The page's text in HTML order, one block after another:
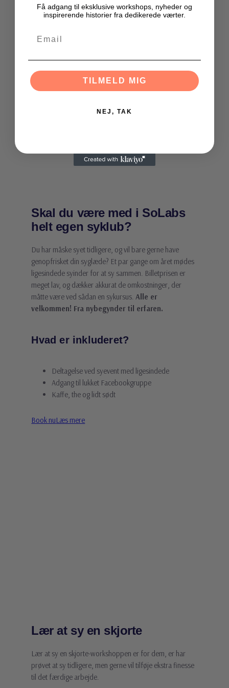
Book nu Læs mere
Skal du være med i SoLabs
helt egen syklub?
Du har måske syet tidligere, og vil bare gerne have
genopfrisket din syglæde? Et par gange om året mødes
ligesindede syinder for at sy sammen. Billetprisen er
meget lav, og dækker akkurat de omkostninger, der
måtte være ved sådan en sykursus.Alle er
velkommen! Fra nybegynder til erfaren.
Hvad er inkluderet?
Deltagelse ved syevent med ligesindede
Adgang til lukket Facebookgruppe
Kaffe, the og lidt sødt
Book nuLæs mere
Lær at sy en skjorte
Lær at sy en skjorte-workshoppen er for dem, er har
prøvet at sy tidligere, men gerne vil tilføje ekstra finesse
til det færdige arbejde.
Få adgang til eksklusive workshops, nyheder og
inspirerende historier fra dedikerede værter.
TILMELD MIG
NEJ, TAK